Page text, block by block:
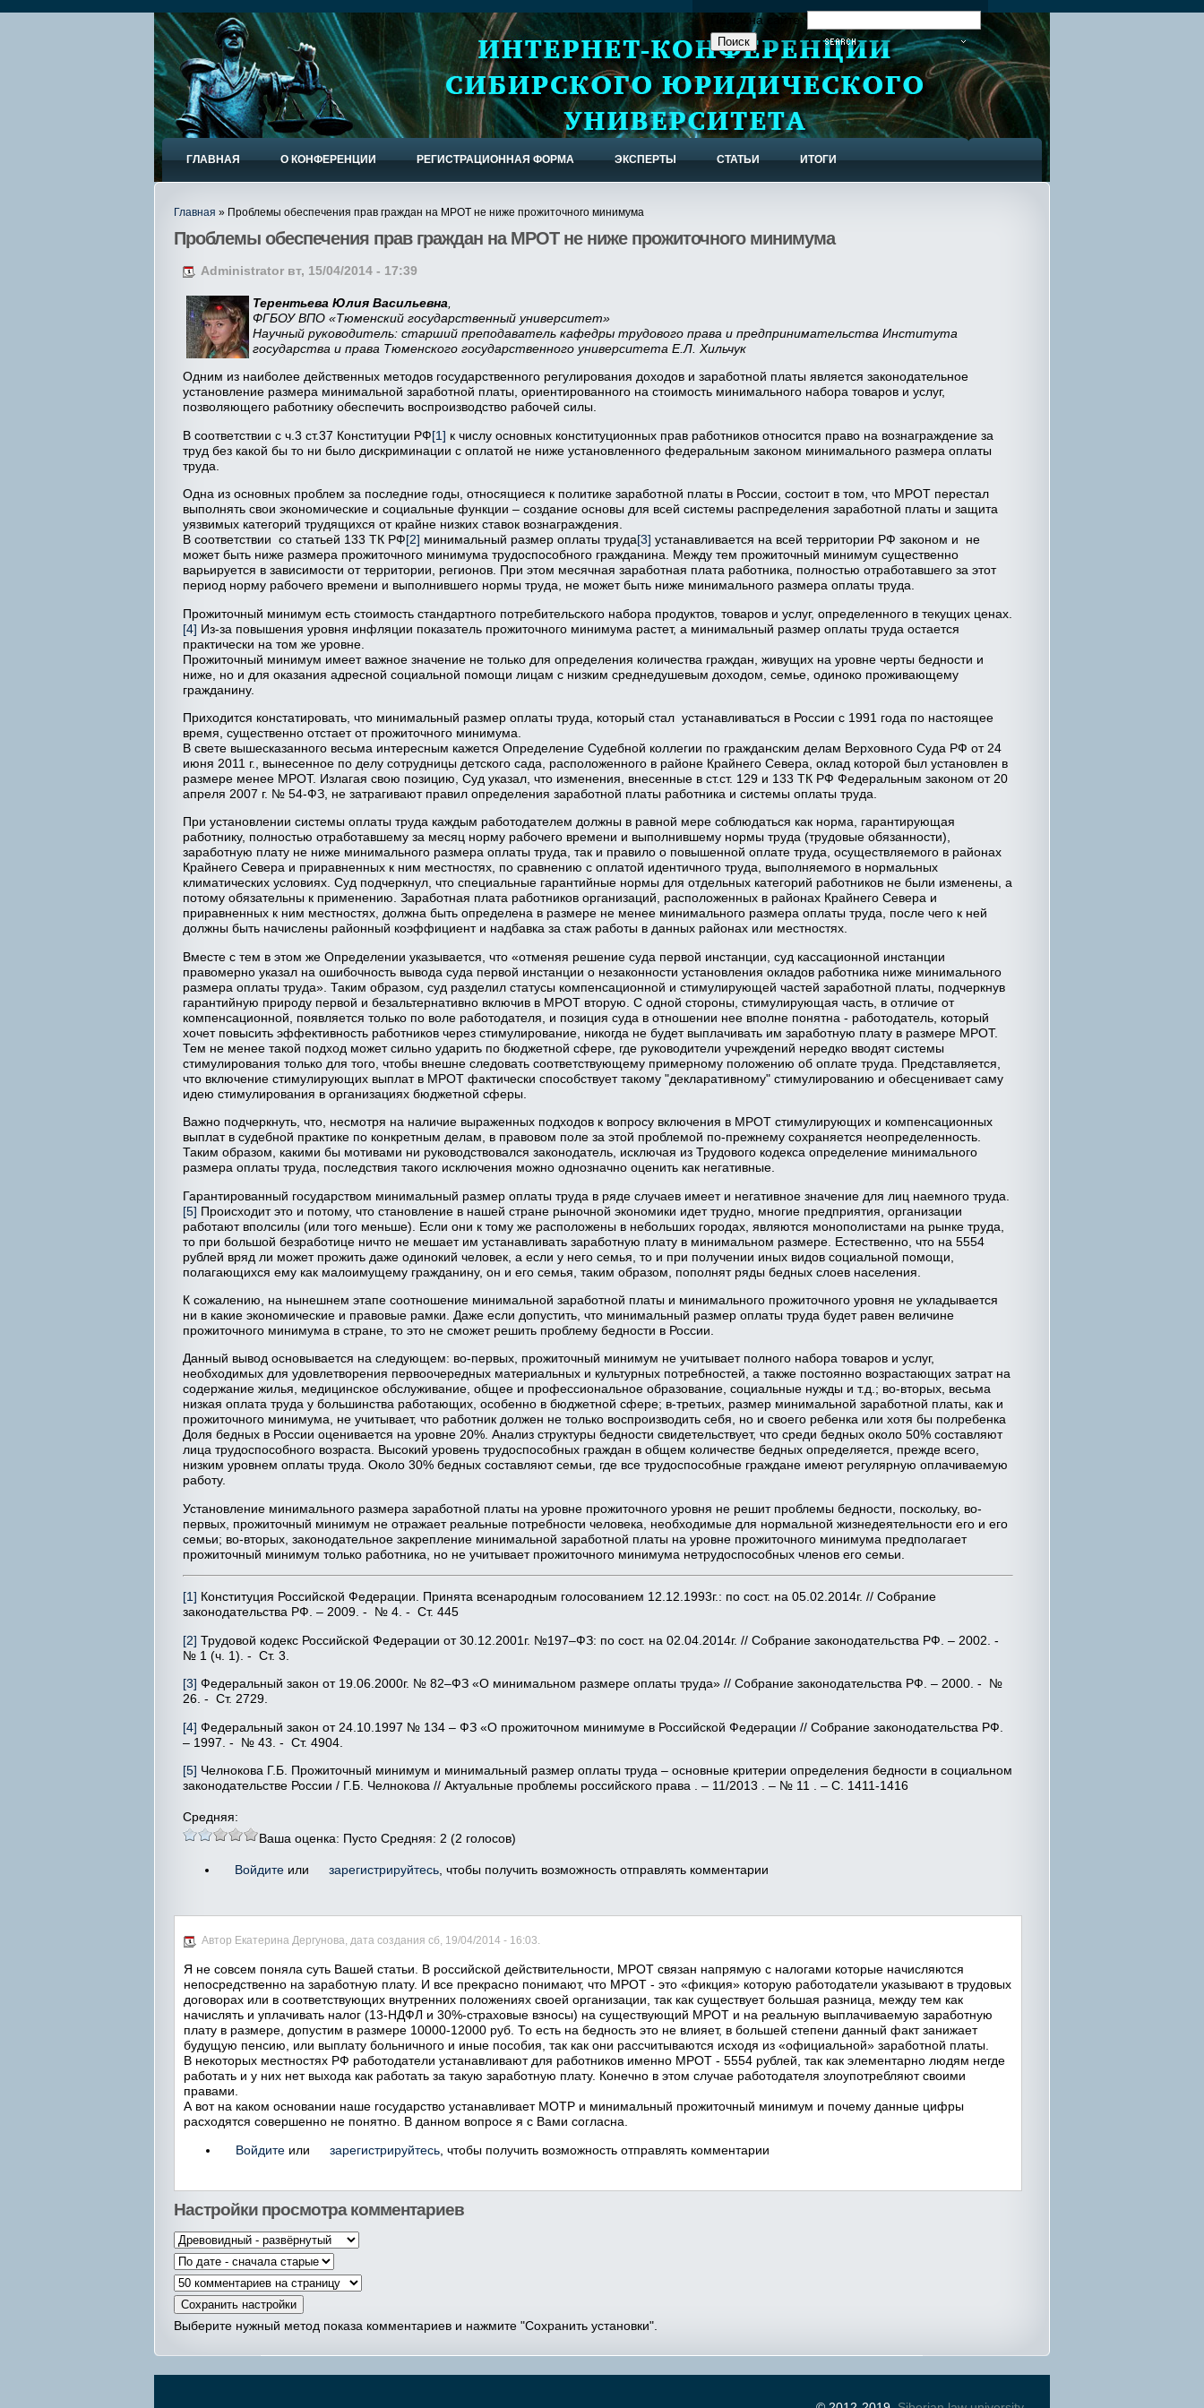
Поиск на сайте:
ГЛАВНАЯ О КОНФЕРЕНЦИИ РЕГИСТРАЦИОННАЯ ФОРМА ЭКСПЕРТЫ СТАТЬИ ИТОГИ
Главная » Проблемы обеспечения прав граждан на МРОТ не ниже прожиточного минимума
Проблемы обеспечения прав граждан на МРОТ не ниже прожиточного минимума
Administrator вт, 15/04/2014 - 17:39
Терентьева Юлия Васильевна
ФГБОУ ВПО «Тюменский государственный университет»
Научный руководитель: старший преподаватель кафедры трудового права и предпринимательства Института
государства и права Тюменского государственного университета Е.Л. Хильчук
Одним из наиболее действенных методов государственного регулирования доходов и заработной платы является законодательное
установление размера минимальной заработной платы, ориентированного на стоимость минимального набора товаров и услуг,
позволяющего работнику обеспечить воспроизводство рабочей силы.
В соответствии с ч.3 ст.37 Конституции РФ[1] к числу основных конституционных прав работников относится право на вознаграждение за
труд без какой бы то ни было дискриминации с оплатой не ниже установленного федеральным законом минимального размера оплаты
труда.
Одна из основных проблем за последние годы, относящиеся к политике заработной платы в России, состоит в том, что МРОТ перестал
выполнять свои экономические и социальные функции – создание основы для всей системы распределения заработной платы и защита
уязвимых категорий трудящихся от крайне низких ставок вознаграждения.
В соответствии со статьей 133 ТК РФ[2] минимальный размер оплаты труда[3] устанавливается на всей территории РФ законом и не
может быть ниже размера прожиточного минимума трудоспособного гражданина. Между тем прожиточный минимум существенно
варьируется в зависимости от территории, регионов. При этом месячная заработная плата работника, полностью отработавшего за этот
период норму рабочего времени и выполнившего нормы труда, не может быть ниже минимального размера оплаты труда.
Прожиточный минимум есть стоимость стандартного потребительского набора продуктов, товаров и услуг, определенного в текущих ценах.
[4] Из-за повышения уровня инфляции показатель прожиточного минимума растет, а минимальный размер оплаты труда остается
практически на том же уровне.
Прожиточный минимум имеет важное значение не только для определения количества граждан, живущих на уровне черты бедности и
ниже, но и для оказания адресной социальной помощи лицам с низким среднедушевым доходом, семье, одиноко проживающему
гражданину.
Приходится констатировать, что минимальный размер оплаты труда, который стал устанавливаться в России с 1991 года по настоящее
время, существенно отстает от прожиточного минимума.
В свете вышесказанного весьма интересным кажется Определение Судебной коллегии по гражданским делам Верховного Суда РФ от 24
июня 2011 г., вынесенное по делу сотрудницы детского сада, расположенного в районе Крайнего Севера, оклад которой был установлен в
размере менее МРОТ. Излагая свою позицию, Суд указал, что изменения, внесенные в ст.ст. 129 и 133 ТК РФ Федеральным законом от 20
апреля 2007 г. № 54-ФЗ, не затрагивают правил определения заработной платы работника и системы оплаты труда.
При установлении системы оплаты труда каждым работодателем должны в равной мере соблюдаться как норма, гарантирующая
работнику, полностью отработавшему за месяц норму рабочего времени и выполнившему нормы труда (трудовые обязанности),
заработную плату не ниже минимального размера оплаты труда, так и правило о повышенной оплате труда, осуществляемого в районах
Крайнего Севера и приравненных к ним местностях, по сравнению с оплатой идентичного труда, выполняемого в нормальных
климатических условиях. Суд подчеркнул, что специальные гарантийные нормы для отдельных категорий работников не были изменены, а
потому обязательны к применению. Заработная плата работников организаций, расположенных в районах Крайнего Севера и
приравненных к ним местностях, должна быть определена в размере не менее минимального размера оплаты труда, после чего к ней
должны быть начислены районный коэффициент и надбавка за стаж работы в данных районах или местностях.
Вместе с тем в этом же Определении указывается, что «отменяя решение суда первой инстанции, суд кассационной инстанции
правомерно указал на ошибочность вывода суда первой инстанции о незаконности установления окладов работника ниже минимального
размера оплаты труда». Таким образом, суд разделил статусы компенсационной и стимулирующей частей заработной платы, подчеркнув
гарантийную природу первой и безальтернативно включив в МРОТ вторую. С одной стороны, стимулирующая часть, в отличие от
компенсационной, появляется только по воле работодателя, и позиция суда в отношении нее вполне понятна - работодатель, который
хочет повысить эффективность работников через стимулирование, никогда не будет выплачивать им заработную плату в размере МРОТ.
Тем не менее такой подход может сильно ударить по бюджетной сфере, где руководители учреждений нередко вводят системы
стимулирования только для того, чтобы внешне следовать соответствующему примерному положению об оплате труда. Представляется,
что включение стимулирующих выплат в МРОТ фактически способствует такому "декларативному" стимулированию и обесценивает саму
идею стимулирования в организациях бюджетной сферы.
Важно подчеркнуть, что, несмотря на наличие выраженных подходов к вопросу включения в МРОТ стимулирующих и компенсационных
выплат в судебной практике по конкретным делам, в правовом поле за этой проблемой по-прежнему сохраняется неопределенность.
Таким образом, какими бы мотивами ни руководствовался законодатель, исключая из Трудового кодекса определение минимального
размера оплаты труда, последствия такого исключения можно однозначно оценить как негативные.
Гарантированный государством минимальный размер оплаты труда в ряде случаев имеет и негативное значение для лиц наемного труда.
[5] Происходит это и потому, что становление в нашей стране рыночной экономики идет трудно, многие предприятия, организации
работают вполсилы (или того меньше). Если они к тому же расположены в небольших городах, являются монополистами на рынке труда,
то при большой безработице ничто не мешает им устанавливать заработную плату в минимальном размере. Естественно, что на 5554
рублей вряд ли может прожить даже одинокий человек, а если у него семья, то и при получении иных видов социальной помощи,
полагающихся ему как малоимущему гражданину, он и его семья, таким образом, пополнят ряды бедных слоев населения.
К сожалению, на нынешнем этапе соотношение минимальной заработной платы и минимального прожиточного уровня не укладывается
ни в какие экономические и правовые рамки. Даже если допустить, что минимальный размер оплаты труда будет равен величине
прожиточного минимума в стране, то это не сможет решить проблему бедности в России.
Данный вывод основывается на следующем: во-первых, прожиточный минимум не учитывает полного набора товаров и услуг,
необходимых для удовлетворения первоочередных материальных и культурных потребностей, а также постоянно возрастающих затрат на
содержание жилья, медицинское обслуживание, общее и профессиональное образование, социальные нужды и т.д.; во-вторых, весьма
низкая оплата труда у большинства работающих, особенно в бюджетной сфере; в-третьих, размер минимальной заработной платы, как и
прожиточного минимума, не учитывает, что работник должен не только воспроизводить себя, но и своего ребенка или хотя бы полребенка
Доля бедных в России оценивается на уровне 20%. Анализ структуры бедности свидетельствует, что среди бедных около 50% составляют
лица трудоспособного возраста. Высокий уровень трудоспособных граждан в общем количестве бедных определяется, прежде всего,
низким уровнем оплаты труда. Около 30% бедных составляют семьи, где все трудоспособные граждане имеют регулярную оплачиваемую
работу.
Установление минимального размера заработной платы на уровне прожиточного уровня не решит проблемы бедности, поскольку, во-
первых, прожиточный минимум не отражает реальные потребности человека, необходимые для нормальной жизнедеятельности его и его
семьи; во-вторых, законодательное закрепление минимальной заработной платы на уровне прожиточного минимума предполагает
прожиточный минимум только работника, но не учитывает прожиточного минимума нетрудоспособных членов его семьи.
[1] Конституция Российской Федерации. Принята всенародным голосованием 12.12.1993г.: по сост. на 05.02.2014г. // Собрание
законодательства РФ. – 2009. - № 4. - Ст. 445
[2] Трудовой кодекс Российской Федерации от 30.12.2001г. №197–ФЗ: по сост. на 02.04.2014г. // Собрание законодательства РФ. – 2002. -
№ 1 (ч. 1). - Ст. 3.
[3] Федеральный закон от 19.06.2000г. № 82–ФЗ «О минимальном размере оплаты труда» // Собрание законодательства РФ. – 2000. - №
26. - Ст. 2729.
[4] Федеральный закон от 24.10.1997 № 134 – ФЗ «О прожиточном минимуме в Российской Федерации // Собрание законодательства РФ.
– 1997. - № 43. - Ст. 4904.
[5] Челнокова Г.Б. Прожиточный минимум и минимальный размер оплаты труда – основные критерии определения бедности в социальном
законодательстве России / Г.Б. Челнокова // Актуальные проблемы российского права . – 11/2013 . – № 11 . – С. 1411-1416
Средняя:
Ваша оценка: Пусто Средняя: 2 (2 голосов)
Войдитеили зарегистрируйтесь, чтобы получить возможность отправлять комментарии
Автор Екатерина Дергунова, дата создания сб, 19/04/2014 - 16:03.
Я не совсем поняла суть Вашей статьи. В российской действительности, МРОТ связан напрямую с налогами которые начисляются
непосредственно на заработную плату. И все прекрасно понимают, что МРОТ - это «фикция» которую работодатели указывают в трудовых
договорах или в соответствующих внутренних положениях своей организации, так как существует большая разница, между тем как
начислять и уплачивать налог (13-НДФЛ и 30%-страховые взносы) на существующий МРОТ и на реальную выплачиваемую заработную
плату в размере, допустим в размере 10000-12000 руб. То есть на бедность это не влияет, в большей степени данный факт занижает
будущую пенсию, или выплату больничного и иные пособия, так как они рассчитываются исходя из «официальной» заработной платы.
В некоторых местностях РФ работодатели устанавливают для работников именно МРОТ - 5554 рублей, так как элементарно людям негде
работать и у них нет выхода как работать за такую заработную плату. Конечно в этом случае работодателя злоупотребляют своими
правами.
А вот на каком основании наше государство устанавливает МОТР и минимальный прожиточный минимум и почему данные цифры
расходятся совершенно не понятно. В данном вопросе я с Вами согласна.
Войдитеили зарегистрируйтесь, чтобы получить возможность отправлять комментарии
Настройки просмотра комментариев
Выберите нужный метод показа комментариев и нажмите "Сохранить установки".